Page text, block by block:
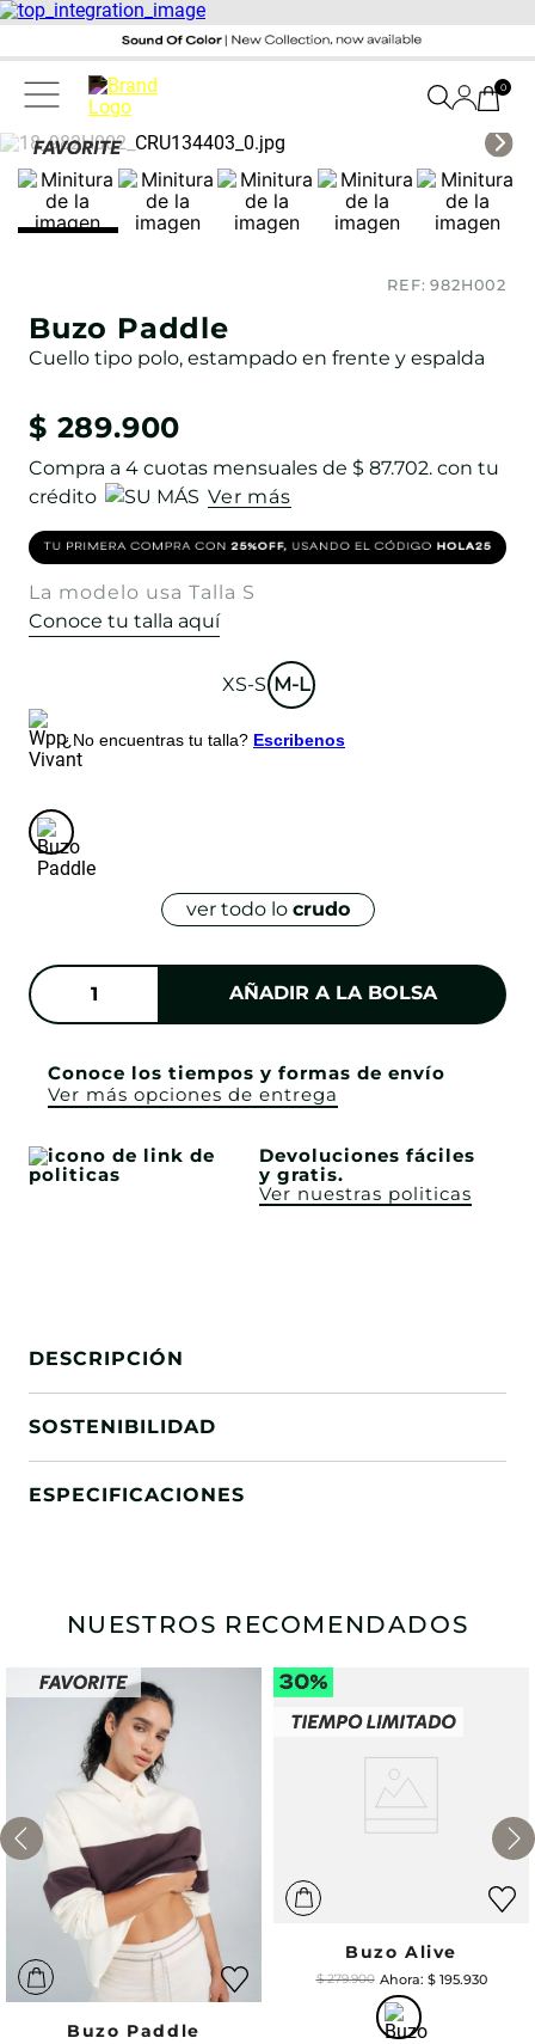
0
REF:982H002
Buzo Paddle
Cuello tipo polo, estampado en frente y espalda
$ 289.900
Compra a 4 cuotas mensuales de $ 87.702. con tu
crédito
Ver más
La modelo usa Talla S
Conoce tu talla aquí
XS-S M-L
¿No encuentras tu talla? Escribenos
ver todo lo crudo
AÑADIR A LA BOLSA
Conoce los tiempos y formas de envío
Ver más opciones de entrega
Devoluciones fáciles
y gratis.
Ver nuestras politicas
DESCRIPCIÓN
SOSTENIBILIDAD
ESPECIFICACIONES
NUESTROS RECOMENDADOS
Buzo Paddle
Buzo Alive
$ 279.900 $ 195.930